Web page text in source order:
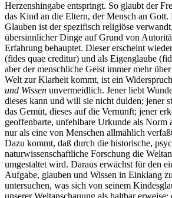
Herzenshingabe entspringt. So glaubt der
das Kind an die Eltern, der Mensch an Gott.
Glauben ist der spezifisch religiöse
übersinnlicher Dinge auf Grund von
Erfahrung behauptet. Dieser erscheint
(fides quae creditur) und als Eigenglaube
aber der menschliche Geist immer mehr
Welt zur Klarheit kommt, ist ein
und Wissen unvermeidlich. Jener liebt
dieses kann und will sie nicht dulden; jener
das Gemüt, dieses auf die Vernunft; jener
geoffenbarte, unfehlbare Urkunde als Norm
nur als eine von Menschen allmählich
Dazu kommt, daß durch die historische,
naturwissenschaftliche Forschung die
umgestaltet wird. Daraus erwächst für den
Aufgabe, glauben und Wissen in Einklang
untersuchen, was sich von seinem
unserer Weltanschauung als haltbar